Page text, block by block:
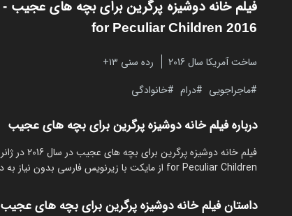
فیلم خانه دوشیزه پرگرین برای بچه های عجیب
for Peculiar Children 2016
ساخت آمریکا سال 2016
رده سنی ۱۳+
ماجراجویی
درام خانوادگی
درباره فیلم خانه دوشیزه پرگرین برای بچه های عجیب
for Peculiar Children از مایکت با زیرنویس فارسی بدون نیاز به دانلود.
داستان فیلم خانه دوشیزه پرگرین برای بچه های عجیب